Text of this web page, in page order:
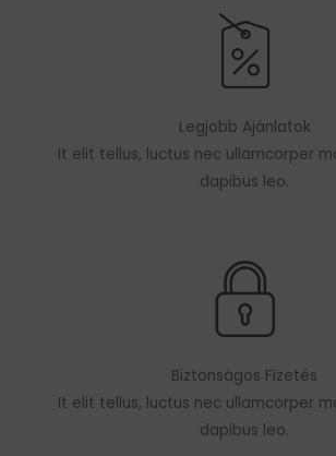
Legjobb Ajánlatok
It elit tellus, luctus nec ullamcorper
dapibus leo.
Biztonságos Fizetés
It elit tellus, luctus nec ullamcorper
dapibus leo.